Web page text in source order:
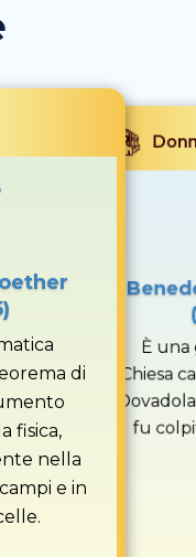
di
fisica,
nella
e in
È una
Chiesa
fu